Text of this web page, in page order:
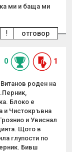
ми и баща ми
отговор
!
0 1
роден на
Блоко е
и Чистокръвна
и Увиснал
Щото в
глупости по
Бивш